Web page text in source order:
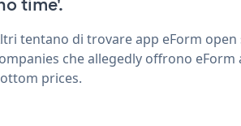
tentano di trovare app eForm
che allegedly offrono eForm
prices.